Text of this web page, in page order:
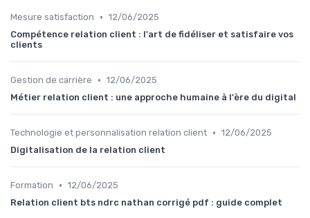
Mesure satisfaction • 12/06/2025
Compétence relation client : l'art de fidéliser et satisfaire vos
clients
Gestion de carrière • 12/06/2025
Métier relation client : une approche humaine à l'ère du digital
Technologie et personnalisation relation client • 12/06/2025
Digitalisation de la relation client
Formation • 12/06/2025
Relation client bts ndrc nathan corrigé pdf : guide complet